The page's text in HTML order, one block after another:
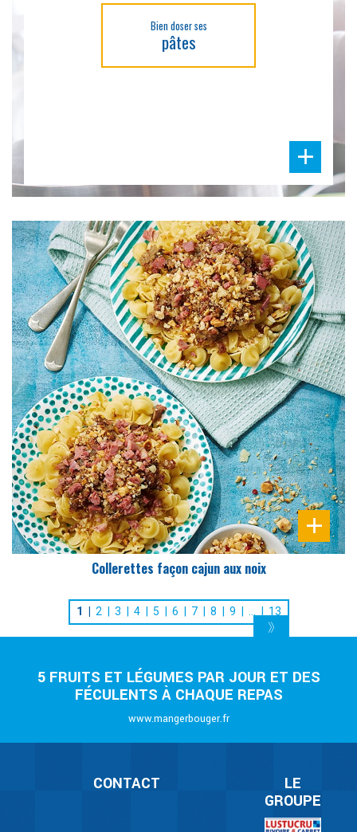
Bien doser ses
pâtes
DIFFICULTÉ
PRÉPARATION
30 Min
Collerettes façon cajun aux noix
1 2 3 4 5 6 7 8 9 13
5 FRUITS ET LÉGUMES PAR JOUR ET DES
FÉCULENTS À CHAQUE REPAS
www.mangerbouger.fr
CONTACT
LE
GROUPE